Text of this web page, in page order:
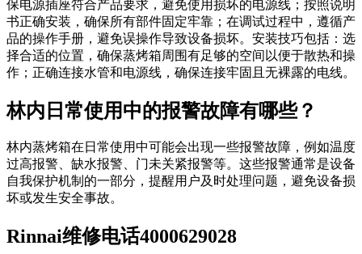
保电源插座符合产品要求，避免使用损坏的电源线；按照说明
书正确安装，确保所有部件固定牢靠；在调试过程中，遵循产
品的操作手册，避免误操作导致设备损坏。安装技巧包括：选
择合适的位置，确保蒸烤箱周围有足够的空间以便于散热和操
作；正确连接水管和电源线，确保连接牢固且无裸露的电线。
林内日常使用中的报警故障有哪些？
林内蒸烤箱在日常使用中可能会出现一些报警故障，例如温度
过高报警、缺水报警、门未关紧报警等。这些报警通常是设备
自我保护机制的一部分，提醒用户及时处理问题，避免设备损
坏或发生安全事故。
Rinnai维修电话4000629028